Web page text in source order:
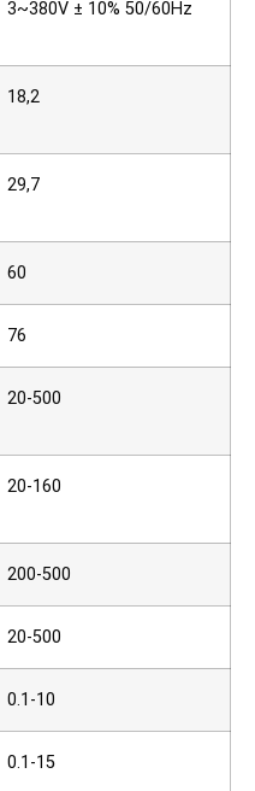
3~380V ± 10% 50/60Hz
18,2
29,7
60
76
20-500
20-160
200-500
20-500
0.1-10
0.1-15